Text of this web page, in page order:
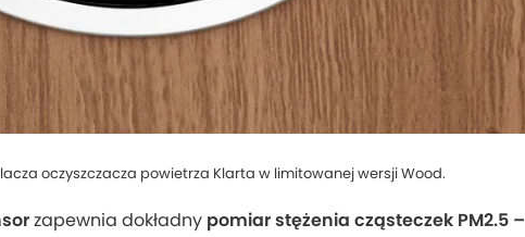
oczyszczacza powietrza Klarta w limitowanej wersji Wood.
zapewnia dokładny pomiar stężenia cząsteczek PM2.5 –